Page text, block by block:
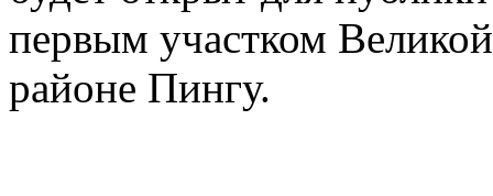
первым участком
районе Пингу.